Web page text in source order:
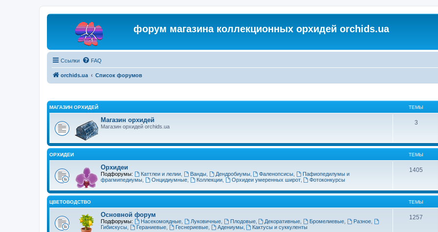
форум магазина коллекционных орхидей orchids.ua
Ссылки FAQ
orchids.ua Список форумов
МАГАЗИН ОРХИДЕЙ ТЕМЫ
Магазин орхидей
Магазин орхидей orchids.ua
3
ОРХИДЕИ ТЕМЫ
Орхидеи
Подфорумы: Каттлеи и лелии, Ванды, Дендробиумы, Фаленопсисы
Пафиопедилумы и
фрагмипедиумы
Онцидиумные, Коллекции, Орхидеи умеренных широт, Фотоконкурсы
1405
ЦВЕТОВОДСТВО ТЕМЫ
Основной форум
Подфорумы: Насекомоядные, Луковичные, Плодовые, Декоративные Бромелиевые Разное
Гибискусы
Гераниевые, Геснериевые, Адениумы, Кактусы и суккуленты
1257